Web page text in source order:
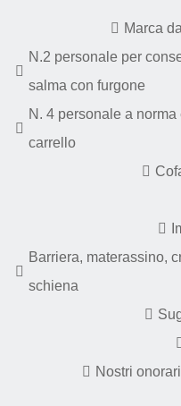
Marca
N.2 personale per
salma con furgone
N. 4 personale a
carrello
Barriera, materassino,
schiena
Nostri